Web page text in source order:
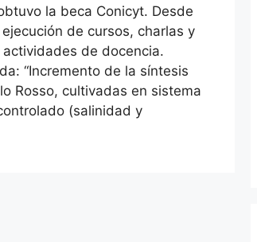
la beca Conicyt. Desde
de cursos, charlas y
de docencia.
“Incremento de la síntesis
Rosso, cultivadas en sistema
(salinidad y